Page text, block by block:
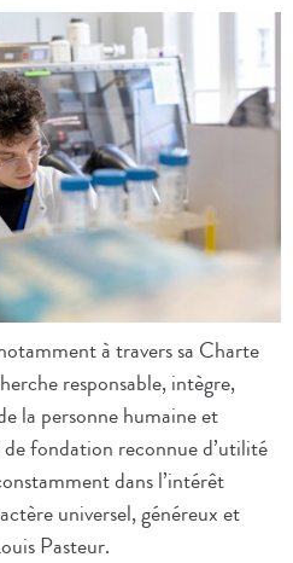
à travers sa Charte
responsable, intègre,
la personne humaine et
fondation reconnue d’utilité
dans l’intérêt
universel, généreux et
Pasteur.